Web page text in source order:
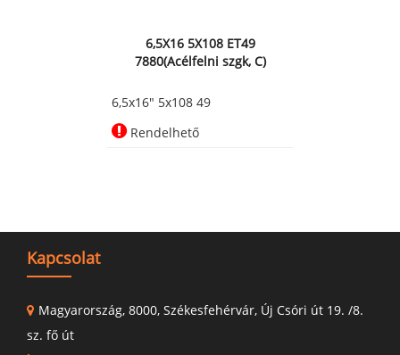
6,5X16 5X108 ET49
7880(Acélfelni szgk, C)
6,5x16" 5x108 49
Rendelhető
Kapcsolat
Magyarország, 8000, Székesfehérvár, Új Csóri út 19. /8.
sz. fő út